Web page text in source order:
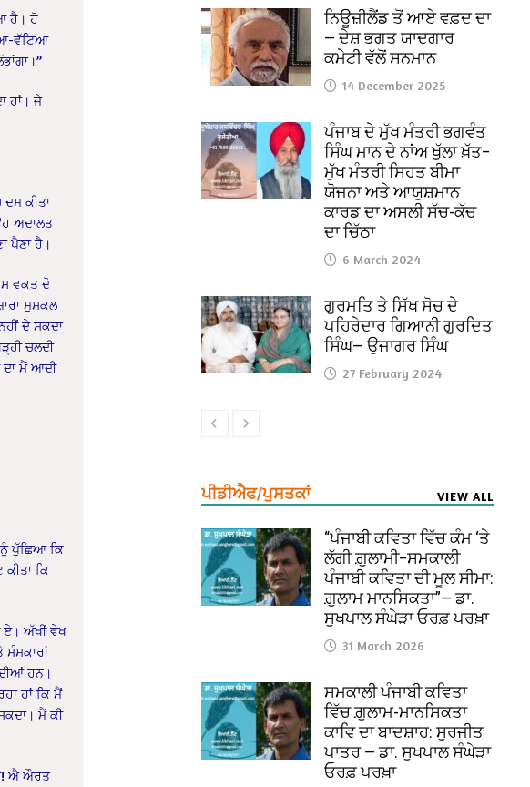
ਹੈ। ਹੋ
ਵੱਟਿਆ
ਹਾਂ। ਜੇ
ਕੀਤਾ
ਅਦਾਲਤ
ਪੈਣਾ ਹੈ।
ਵਕਤ ਦੋ
ਮੁਸ਼ਕਲ
ਦੇ ਸਕਦਾ
ਚਲਦੀ
ਦਾ ਮੈਂ ਆਦੀ
ਪੁੱਛਿਆ ਕਿ
ਕਿ
ਏ। ਅੱਖੀਂ ਵੇਖ
ਸੰਸਕਾਰਾਂ
ਹਨ।
ਹਾਂ ਕਿ ਮੈਂ
ਮੈਂ ਕੀ
ਐ ਔਰਤ
ਨਿਊਜ਼ੀਲੈਂਡ ਤੋਂ ਆਏ ਵਫ਼ਦ ਦਾ
— ਦੇਸ਼ ਭਗਤ ਯਾਦਗਾਰ
ਕਮੇਟੀ ਵੱਲੋਂ ਸਨਮਾਨ
14 December 2025
ਪੰਜਾਬ ਦੇ ਮੁੱਖ ਮੰਤਰੀ ਭਗਵੰਤ
ਸਿੰਘ ਮਾਨ ਦੇ ਨਾਂਅ ਖੁੱਲਾ ਖ਼ੱਤ–
ਮੁੱਖ ਮੰਤਰੀ ਸਿਹਤ ਬੀਮਾ
ਯੋਜਨਾ ਅਤੇ ਆਯੁਸ਼ਮਾਨ
ਕਾਰਡ ਦਾ ਅਸਲੀ ਸੱਚ-ਕੱਚ
ਦਾ ਚਿੱਠਾ
6 March 2024
ਗੁਰਮਤਿ ਤੇ ਸਿੱਖ ਸੋਚ ਦੇ
ਪਹਿਰੇਦਾਰ ਗਿਆਨੀ ਗੁਰਦਿਤ
ਸਿੰਘ— ਉਜਾਗਰ ਸਿੰਘ
27 February 2024
ਪੀਡੀਐਫ/ਪੁਸਤਕਾਂ VIEW ALL
“ਪੰਜਾਬੀ ਕਵਿਤਾ ਵਿੱਚ ਕੰਮ ‘ਤੇ
ਲੱਗੀ ਗ਼ੁਲਾਮੀ–ਸਮਕਾਲੀ
ਪੰਜਾਬੀ ਕਵਿਤਾ ਦੀ ਮੂਲ ਸੀਮਾ:
ਗ਼ੁਲਾਮ ਮਾਨਸਿਕਤਾ”— ਡਾ.
ਸੁਖਪਾਲ ਸੰਘੇੜਾ ਓਰਫ਼ ਪਰਖ਼ਾ
31 March 2026
ਸਮਕਾਲੀ ਪੰਜਾਬੀ ਕਵਿਤਾ
ਵਿੱਚ ਗ਼ੁਲਾਮ-ਮਾਨਸਿਕਤਾ
ਕਾਵਿ ਦਾ ਬਾਦਸ਼ਾਹ: ਸੁਰਜੀਤ
ਪਾਤਰ — ਡਾ. ਸੁਖਪਾਲ ਸੰਘੇੜਾ
ਓਰਫ਼ ਪਰਖ਼ਾ